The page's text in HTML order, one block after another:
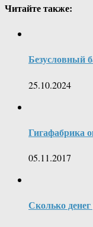
Читайте также:
Безусловный
25.10.2024
Гигафабрика
05.11.2017
Сколько